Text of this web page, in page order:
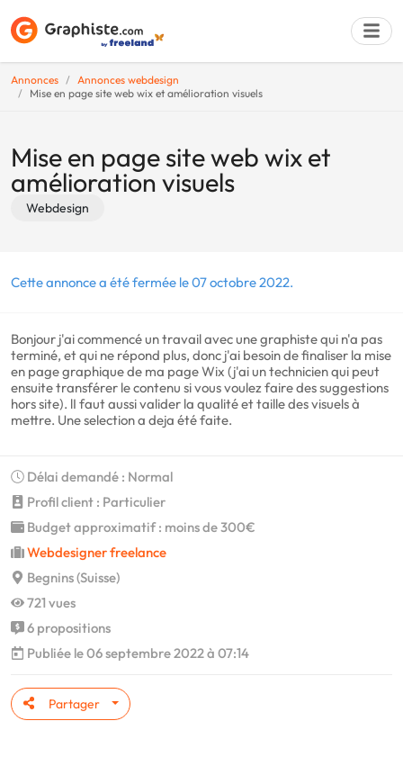
Annonces
Annonces webdesign
Mise en page site web wix et amélioration visuels
Mise en page site web wix et
amélioration visuels
Webdesign
Cette annonce a été fermée le 07 octobre 2022.
Bonjour j'ai commencé un travail avec une graphiste qui n'a pas
terminé, et qui ne répond plus, donc j'ai besoin de finaliser la mise
en page graphique de ma page Wix (j'ai un technicien qui peut
ensuite transférer le contenu si vous voulez faire des suggestions
hors site). lI faut aussi valider la qualité et taille des visuels à
mettre. Une selection a deja été faite.
Délai demandé : Normal
Profil client : Particulier
Budget approximatif : moins de 300€
Webdesigner freelance
Begnins (Suisse)
721 vues
6 propositions
Publiée le 06 septembre 2022 à 07:14
Partager